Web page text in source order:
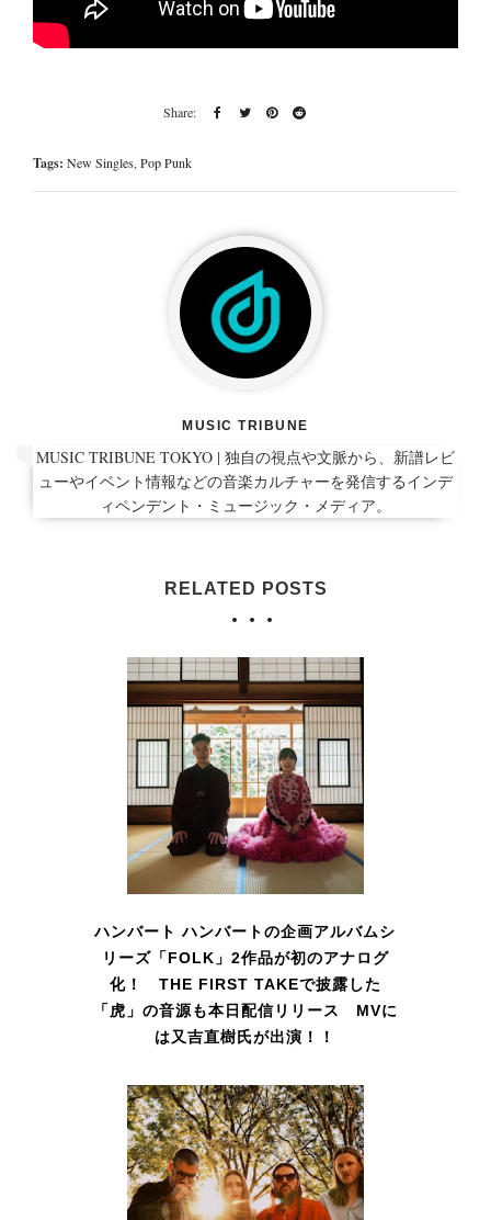
Tags: New Singles, Pop Punk
MUSIC TRIBUNE
MUSIC TRIBUNE TOKYO | 独自の視点や文脈から、新譜レビ
ューやイベント情報などの音楽カルチャーを発信するインデ
ィペンデント・ミュージック・メディア。
RELATED POSTS
ハンバート ハンバートの企画アルバムシ
リーズ「FOLK」2作品が初のアナログ
化！ THE FIRST TAKEで披露した
「虎」の音源も本日配信リリース MVに
は又吉直樹氏が出演！！